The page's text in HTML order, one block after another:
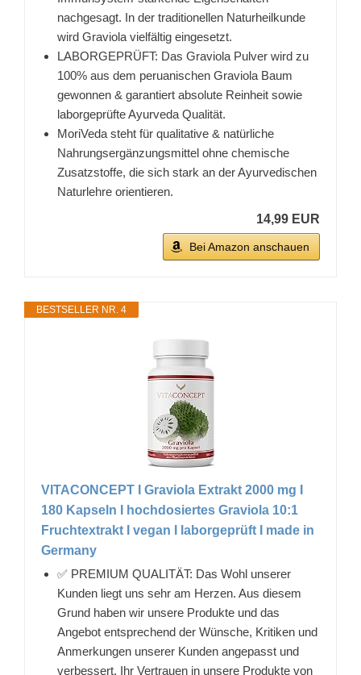
nachgesagt. In der traditionellen Naturheilkunde
wird Graviola vielfältig eingesetzt.
LABORGEPRÜFT: Das Graviola Pulver wird zu
100% aus dem peruanischen Graviola Baum
gewonnen & garantiert absolute Reinheit sowie
laborgeprüfte Ayurveda Qualität.
MoriVeda steht für qualitative & natürliche
Nahrungsergänzungsmittel ohne chemische
Zusatzstoffe, die sich stark an der Ayurvedischen
Naturlehre orientieren.
14,99 EUR
Bei Amazon anschauen
BESTSELLER NR. 4
VITACONCEPT I Graviola Extrakt 2000 mg I
180 Kapseln I hochdosiertes Graviola 10:1
Fruchtextrakt I vegan I laborgeprüft I made in
Germany
✅ PREMIUM QUALITÄT: Das Wohl unserer
Kunden liegt uns sehr am Herzen. Aus diesem
Grund haben wir unsere Produkte und das
Angebot entsprechend der Wünsche, Kritiken und
Anmerkungen unserer Kunden angepasst und
verbessert. Ihr Vertrauen in unsere Produkte von